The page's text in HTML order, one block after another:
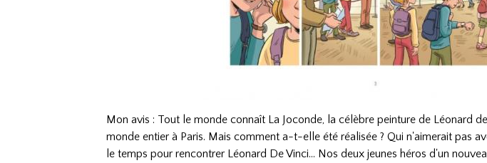
Mon avis : Tout le monde connaît La Joconde, la célèbre peinture de Léonard
monde entier à Paris. Mais comment a-t-elle été réalisée ? Qui n'aimerait pas
le temps pour rencontrer Léonard De Vinci... Nos deux jeunes héros d'un